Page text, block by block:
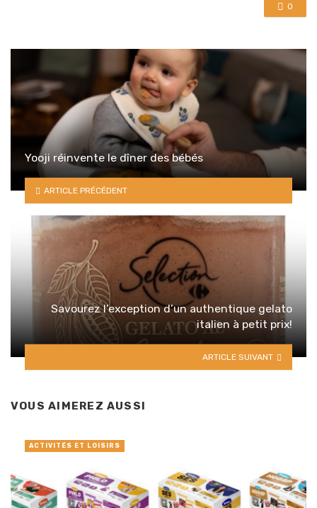
0
Yooji réinvente le dîner des bébés
ARTICLE PRÉCÉDENT
Savourez l’exception d’un authentique gelato
italien à petit prix!
ARTICLE SUIVANT
VOUS AIMEREZ AUSSI
ACTIVITÉS ET LOISIRS